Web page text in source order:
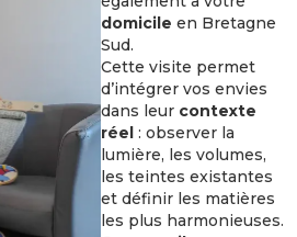
domicile en Bretagne
Sud.
Cette visite permet
d’intégrer vos envies
dans leur contexte
réel: observer la
lumière, les volumes,
les teintes existantes
et définir les matières
les plus harmonieuses.